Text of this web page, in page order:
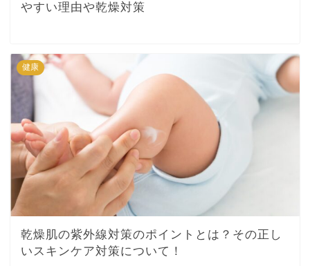
やすい理由や乾燥対策
健康
乾燥肌の紫外線対策のポイントとは？その正し
いスキンケア対策について！